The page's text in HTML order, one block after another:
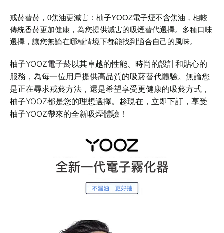
戒菸替菸，0焦油更減害 ：柚子YOOZ電子煙不含焦油，相較
傳統香菸更加健康，為您提供減害的吸煙替代選擇。多種口味
選擇，讓您無論在哪種情境下都能找到適合自己的風味。
柚子YOOZ電子菸以其卓越的性能、時尚的設計和貼心的
服務，為每一位用戶提供高品質的吸菸替代體驗。無論您
是正在尋求戒菸方法，還是希望享受更健康的吸菸方式，
柚子YOOZ都是您的理想選擇。趁現在，立即下訂，享受
柚子YOOZ帶來的全新吸煙體驗！